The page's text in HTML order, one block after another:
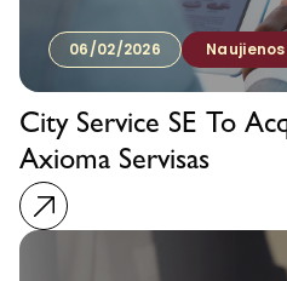
06/02/2026 Naujienos
City Service SE To
Axioma Servisas